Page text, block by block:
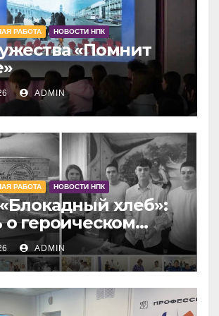
РАБОТА НОВОСТИ НПК
«Помнит
ADMIN
РАБОТА НОВОСТИ НПК
хлеб»:
о героическом
ADMIN